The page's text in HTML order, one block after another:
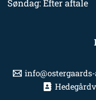
Søndag: Efter aftale